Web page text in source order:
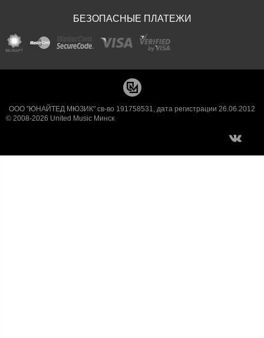
БЕЗОПАСНЫЕ ПЛАТЕЖИ
ООО "ЮНАЙТЕД МЮЗИК" св-во 191758531, дата регистрации 26.06.2012
© 2008-2026 United Music Минск